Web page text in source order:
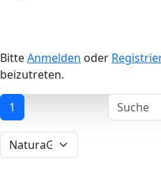
BitteAnmelden oder
beizutreten.
1